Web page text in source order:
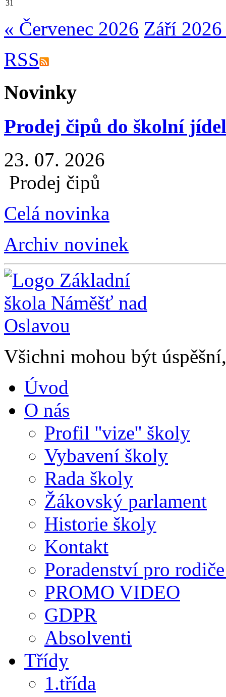
31
« Červenec 2026 Září
RSS
Novinky
Prodej čipů do školní
23. 07. 2026
Prodej čipů
Celá novinka
Archiv novinek
Všichni mohou být
Úvod
O nás
Profil ''vize'' školy
Vybavení školy
Rada školy
Žákovský parlament
Historie školy
Kontakt
Poradenství pro
PROMO VIDEO
GDPR
Absolventi
Třídy
1.třída